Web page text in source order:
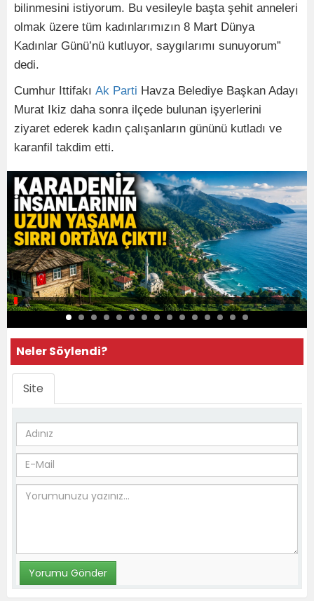
bilinmesini istiyorum. Bu vesileyle başta şehit anneleri
olmak üzere tüm kadınlarımızın 8 Mart Dünya
Kadınlar Günü’nü kutluyor, saygılarımı sunuyorum”
dedi.
Cumhur Ittifakı Ak Parti Havza Belediye Başkan Adayı
Murat Ikiz daha sonra ilçede bulunan işyerlerini
ziyaret ederek kadın çalışanların gününü kutladı ve
karanfil takdim etti.
Neler Söylendi?
Site